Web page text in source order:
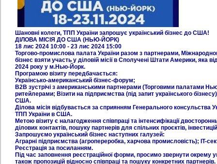
Шановні колеги, ТПП України запрошує український бізнес до США!
ДІЛОВА МІСІЯ ДО США (НЬЮ-ЙОРК)
18 лис 2024 10:00 - 23 лис 2024 15:00
Торгово-промислова палата України разом з партнерами,
бізнес взяти участь у діловій місії в Сполучені Штати Америки, яка
2024 року у м.Нью-Йорк.
Програмою візиту передбачається:
Українсько-американський бізнес-форум;
В2В зустрічі з американськими партнерами (Торговими палатами
ритейлерами; Візити на підприємства (під запит українського
США.
Ділова місія відбувається за сприянням Генерального консульства
ТПП України в США.
Метою візиту є налагодження співпраці та інтенсифікації
ділових контактів, пошуку партнерів для спільних проєктів,
Запрошуємо український бізнес наступних галузей:
Аграрні підприємства (агропереробка, харчова промисловість); IT-
Реєстрація за посиланням.
Під час заповнення реєстраційної форми, просимо звернути окрему
також пропозицій відносно співпраці та пошуку конкретних партнерів.